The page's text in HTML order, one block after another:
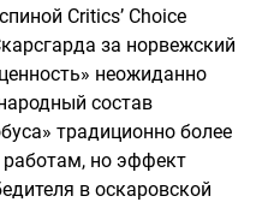
Critics’ Choice
за норвежский
неожиданно
состав
традиционно более
но эффект
в оскаровской